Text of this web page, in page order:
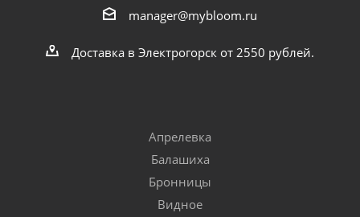
manager@mybloom.ru
Доставка в Электрогорск от 2550 рублей.
Апрелевка
Балашиха
Бронницы
Видное